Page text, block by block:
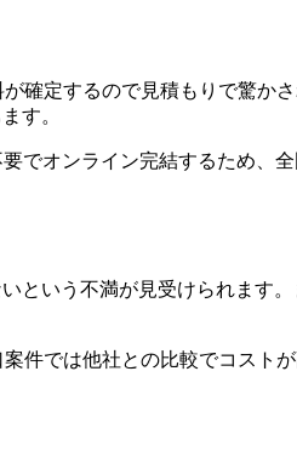
確定するので見積もりで驚か
す。
でオンライン完結するため、
いう不満が見受けられます
件では他社との比較でコスト